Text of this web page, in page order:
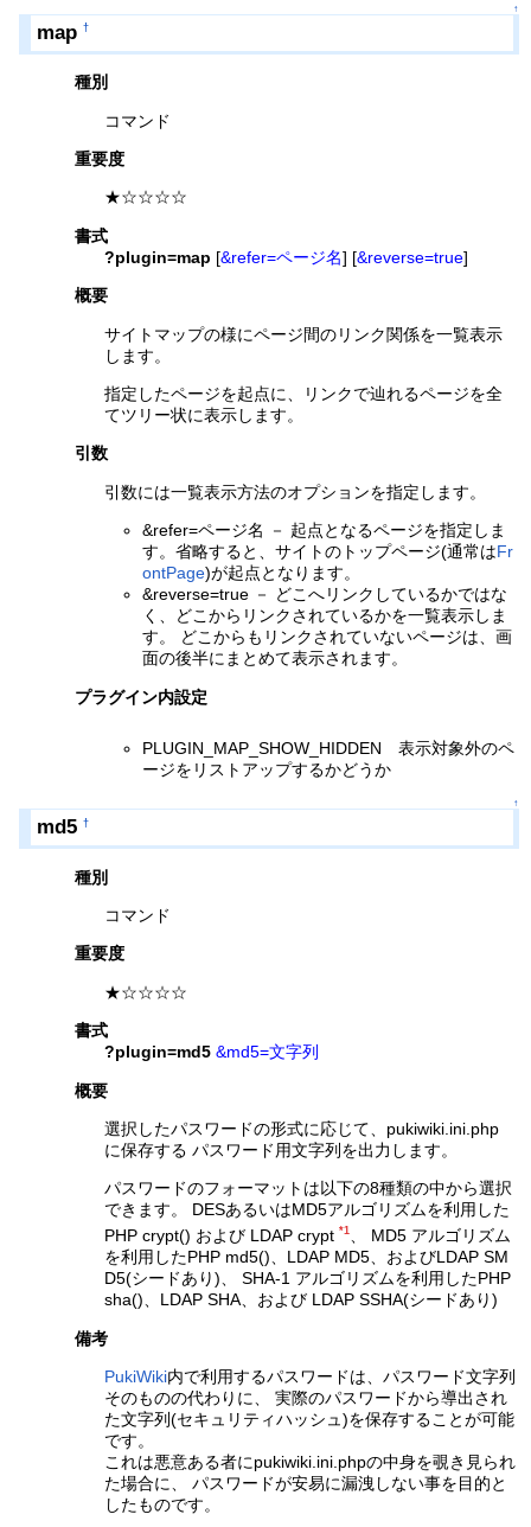
↑
map†
種別
コマンド
重要度
★☆☆☆☆
書式
?plugin=map [&refer=ページ名] [&reverse=true]
概要
サイトマップの様にページ間のリンク関係を一覧表示
します。
指定したページを起点に、リンクで辿れるページを全
てツリー状に表示します。
引数
引数には一覧表示方法のオプションを指定します。
&refer=ページ名 － 起点となるページを指定しま
す。省略すると、サイトのトップページ(通常はFr
ontPage)が起点となります。
&reverse=true － どこへリンクしているかではな
く、どこからリンクされているかを一覧表示しま
す。 どこからもリンクされていないページは、画
面の後半にまとめて表示されます。
プラグイン内設定
PLUGIN_MAP_SHOW_HIDDEN 表示対象外のペ
ージをリストアップするかどうか
↑
md5†
種別
コマンド
重要度
★☆☆☆☆
書式
?plugin=md5 &md5=文字列
概要
選択したパスワードの形式に応じて、pukiwiki.ini.php
に保存する パスワード用文字列を出力します。
パスワードのフォーマットは以下の8種類の中から選択
できます。 DESあるいはMD5アルゴリズムを利用した
PHP crypt() および LDAP crypt*1
、 MD5 アルゴリズム
を利用したPHP md5()、LDAP MD5、およびLDAP SM
D5(シードあり)、 SHA-1 アルゴリズムを利用したPHP
sha()、LDAP SHA、および LDAP SSHA(シードあり)
備考
PukiWiki内で利用するパスワードは、パスワード文字列
そのものの代わりに、 実際のパスワードから導出され
た文字列(セキュリティハッシュ)を保存することが可能
です。
これは悪意ある者にpukiwiki.ini.phpの中身を覗き見られ
た場合に、 パスワードが安易に漏洩しない事を目的と
したものです。